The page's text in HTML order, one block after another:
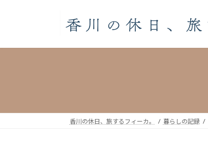
プ
動
香川の休日、旅するフィーカ。 暮らしの記録